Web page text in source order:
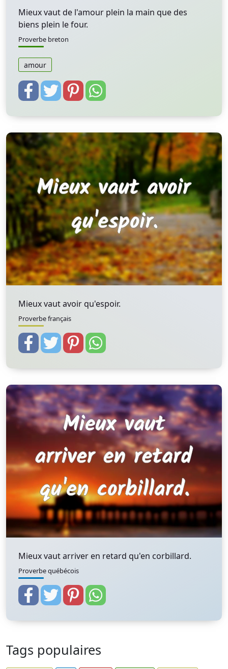
Mieux vaut de l'amour plein la main que des
biens plein le four.
Proverbe breton
amour
Mieux vaut avoir qu'espoir.
Proverbe français
Mieux vaut arriver en retard qu'en corbillard.
Proverbe québécois
Tags populaires